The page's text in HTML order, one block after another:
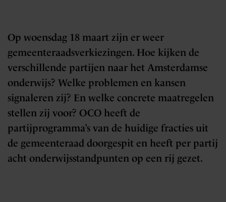
Op woensdag 18 maart zijn er weer
gemeenteraadsverkiezingen. Hoe kijken de
verschillende partijen naar het Amsterdamse
onderwijs? Welke problemen en kansen
signaleren zij? En welke concrete maatregelen
stellen zij voor? OCO heeft de
partijprogramma’s van de huidige fracties uit
de gemeenteraad doorgespit en heeft per partij
acht onderwijsstandpunten op een rij gezet.